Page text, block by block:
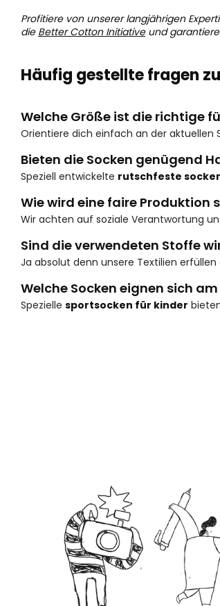
Profitiere von unserer langjährigen
die Better Cotton Initiativeund
Häufig gestellte fragen
Welche Größe ist die richtige
Orientiere dich einfach an der aktuellen
Bieten die Socken genügend
Speziell entwickelte rutschfeste
Wie wird eine faire Produktion
Wir achten auf soziale Verantwortung
Sind die verwendeten Stoffe
Ja absolut denn unsere Textilien
Welche Socken eignen sich
Spezielle sportsocken für kinder